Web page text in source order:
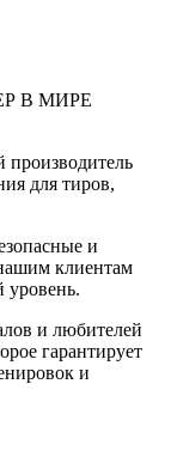
В МИРЕ
для тиров,
и
клиентам
уровень.
и любителей
гарантирует
и